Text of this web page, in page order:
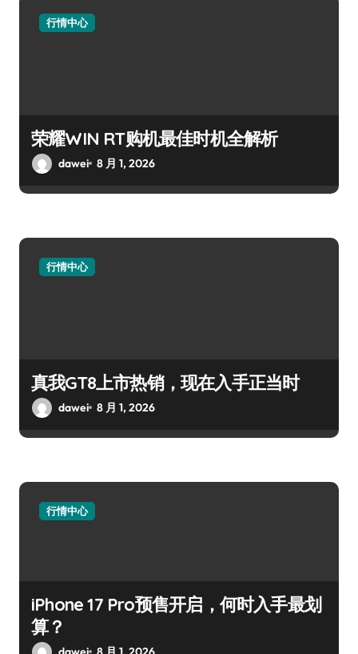
行情中心
荣耀WIN RT购机最佳时机全解析
dawei 8 月 1, 2026
行情中心
真我GT8上市热销，现在入手正当时
dawei 8 月 1, 2026
行情中心
iPhone 17 Pro预售开启，何时入手最划
算？